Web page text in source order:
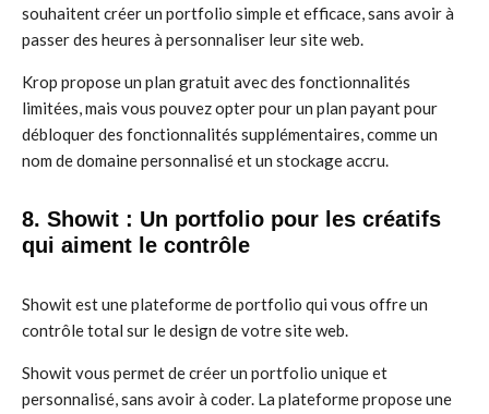
souhaitent créer un portfolio simple et efficace, sans avoir à
passer des heures à personnaliser leur site web.
Krop propose un plan gratuit avec des fonctionnalités
limitées, mais vous pouvez opter pour un plan payant pour
débloquer des fonctionnalités supplémentaires, comme un
nom de domaine personnalisé et un stockage accru.
8. Showit : Un portfolio pour les créatifs
qui aiment le contrôle
Showit est une plateforme de portfolio qui vous offre un
contrôle total sur le design de votre site web.
Showit vous permet de créer un portfolio unique et
personnalisé, sans avoir à coder. La plateforme propose une